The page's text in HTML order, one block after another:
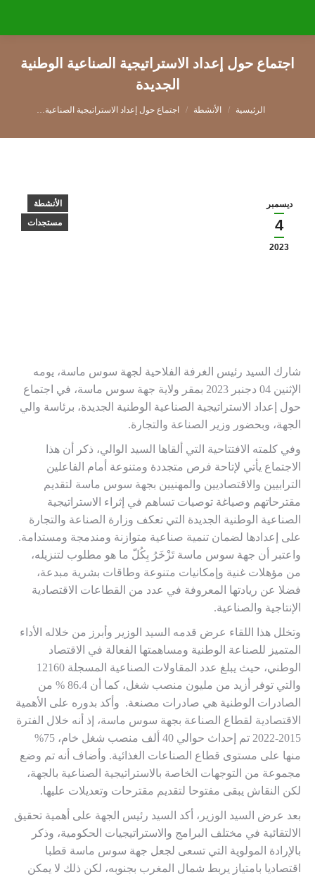
اجتماع حول إعداد الاستراتيجية الصناعية الوطنية
الجديدة
You are here: الأنشطة اجتماع حول إعداد الاستراتيجية الصناعية…
ديسمبر
4
2023
الأنشطة
مستجدات
شارك السيد رئيس الغرفة الفلاحية لجهة سوس ماسة، يومه
الإثنين 04 دجنبر 2023 بمقر ولاية جهة سوس ماسة، في اجتماع
حول إعداد الاستراتيجية الصناعية الوطنية الجديدة، برئاسة والي
الجهة، وبحضور وزير الصناعة والتجارة.
وفي كلمته الافتتاحية التي ألقاها السيد الوالي، ذكر أن هذا
الاجتماع يأتي لإتاحة فرص متجددة ومتنوعة أمام الفاعلين
الترابيين والاقتصاديين والمهنيين بجهة سوس ماسة لتقديم
مقترحاتهم وصياغة توصيات تساهم في إثراء الاستراتيجية
الصناعية الوطنية الجديدة التي تعكف وزارة الصناعة والتجارة
على إعدادها لضمان تنمية صناعية متوازنة ومندمجة ومستدامة.
واعتبر أن جهة سوس ماسة تَزْخَرُ بِكُلّ ما هو مطلوب لتنزيله،
من مؤهلات غنية وإمكانيات متنوعة وطاقات بشرية مبدعة،
فضلا عن ريادتها المعروفة في عدد من القطاعات الاقتصادية
الإنتاجية والصناعية.
وتخلل هذا اللقاء عرض قدمه السيد الوزير وأبرز من خلاله الأداء
المتميز للصناعة الوطنية ومساهمتها الفعالة في الاقتصاد
الوطني، حيث يبلغ عدد المقاولات الصناعية المسجلة 12160
والتي توفر أزيد من مليون منصب شغل، كما أن 86.4 % من
الصادرات الوطنية هي صادرات مصنعة. وأكد بدوره على الأهمية
الاقتصادية لقطاع الصناعة بجهة سوس ماسة، إذ أنه خلال الفترة
2015-2022 تم إحداث حوالي 40 ألف منصب شغل خام، 75%
منها على مستوى قطاع الصناعات الغذائية. وأضاف أنه تم وضع
مجموعة من التوجهات الخاصة بالاستراتيجية الصناعية بالجهة،
لكن النقاش يبقى مفتوحا لتقديم مقترحات وتعديلات عليها.
بعد عرض السيد الوزير، أكد السيد رئيس الجهة على أهمية تحقيق
الالتقائية في مختلف البرامج والاستراتيجيات الحكومية، وذكر
بالإرادة المولوية التي تسعى لجعل جهة سوس ماسة قطبا
اقتصاديا بامتياز يربط شمال المغرب بجنوبه، لكن ذلك لا يمكن